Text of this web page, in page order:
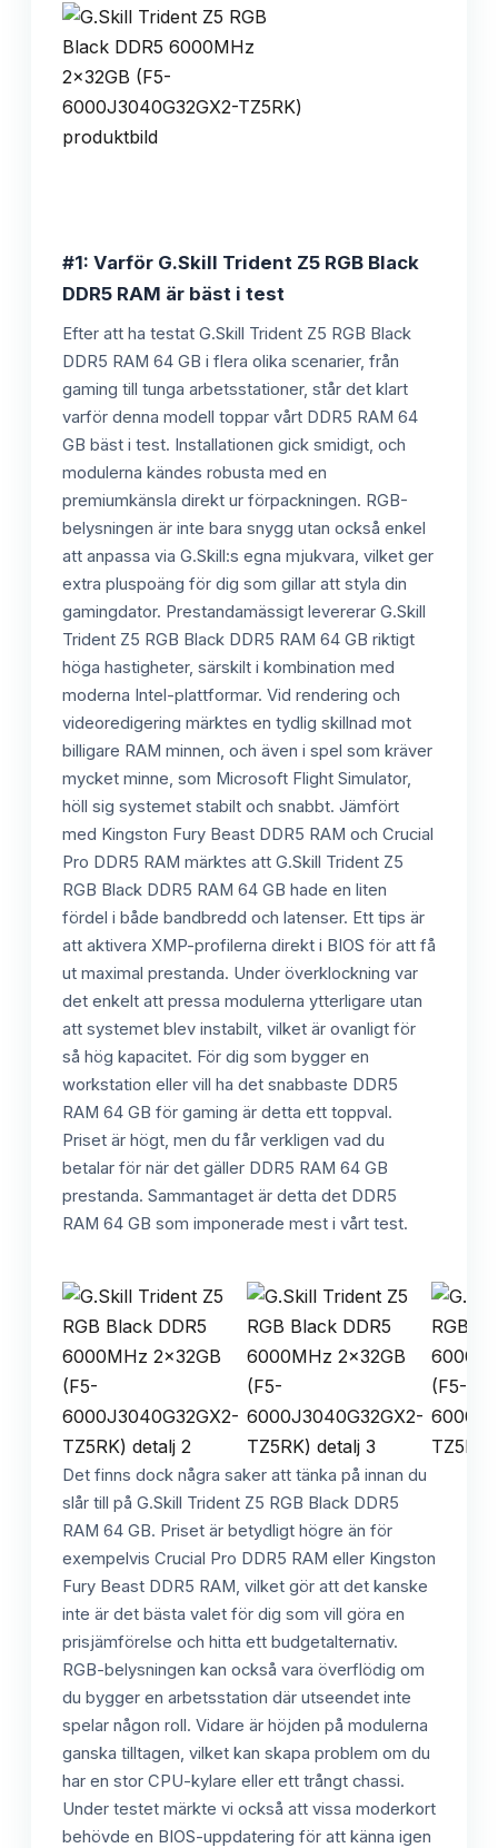
#1: Varför G.Skill Trident Z5 RGB Black
DDR5 RAM är bäst i test
Efter att ha testat G.Skill Trident Z5 RGB Black
DDR5 RAM 64 GB i flera olika scenarier, från
gaming till tunga arbetsstationer, står det klart
varför denna modell toppar vårt DDR5 RAM 64
GB bäst i test. Installationen gick smidigt, och
modulerna kändes robusta med en
premiumkänsla direkt ur förpackningen. RGB-
belysningen är inte bara snygg utan också enkel
att anpassa via G.Skill:s egna mjukvara, vilket ger
extra pluspoäng för dig som gillar att styla din
gamingdator. Prestandamässigt levererar G.Skill
Trident Z5 RGB Black DDR5 RAM 64 GB riktigt
höga hastigheter, särskilt i kombination med
moderna Intel-plattformar. Vid rendering och
videoredigering märktes en tydlig skillnad mot
billigare RAM minnen, och även i spel som kräver
mycket minne, som Microsoft Flight Simulator,
höll sig systemet stabilt och snabbt. Jämfört
med Kingston Fury Beast DDR5 RAM och Crucial
Pro DDR5 RAM märktes att G.Skill Trident Z5
RGB Black DDR5 RAM 64 GB hade en liten
fördel i både bandbredd och latenser. Ett tips är
att aktivera XMP-profilerna direkt i BIOS för att få
ut maximal prestanda. Under överklockning var
det enkelt att pressa modulerna ytterligare utan
att systemet blev instabilt, vilket är ovanligt för
så hög kapacitet. För dig som bygger en
workstation eller vill ha det snabbaste DDR5
RAM 64 GB för gaming är detta ett toppval.
Priset är högt, men du får verkligen vad du
betalar för när det gäller DDR5 RAM 64 GB
prestanda. Sammantaget är detta det DDR5
RAM 64 GB som imponerade mest i vårt test.
Det finns dock några saker att tänka på innan du
slår till på G.Skill Trident Z5 RGB Black DDR5
RAM 64 GB. Priset är betydligt högre än för
exempelvis Crucial Pro DDR5 RAM eller Kingston
Fury Beast DDR5 RAM, vilket gör att det kanske
inte är det bästa valet för dig som vill göra en
prisjämförelse och hitta ett budgetalternativ.
RGB-belysningen kan också vara överflödig om
du bygger en arbetsstation där utseendet inte
spelar någon roll. Vidare är höjden på modulerna
ganska tilltagen, vilket kan skapa problem om du
har en stor CPU-kylare eller ett trångt chassi.
Under testet märkte vi också att vissa moderkort
behövde en BIOS-uppdatering för att känna igen